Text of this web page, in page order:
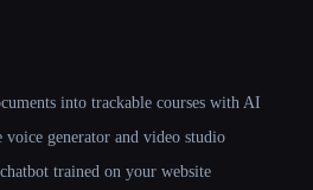
into trackable courses with AI
generator and video studio
trained on your website